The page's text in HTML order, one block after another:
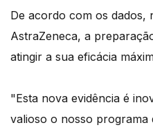
De acordo com os dados,
AstraZeneca, a
atingir a sua eficácia
"Esta nova evidência é
valioso o nosso programa